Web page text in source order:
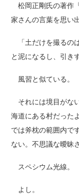
松岡正剛氏の著作
家さんの言葉を思い
「土だけを撮るの
と泥になるし、引き
風習と似ている。
それには境目がな
海道にある村だった
では斧枕の範囲内で
ない。不思議な曖昧
スペシウム光線。
よし。